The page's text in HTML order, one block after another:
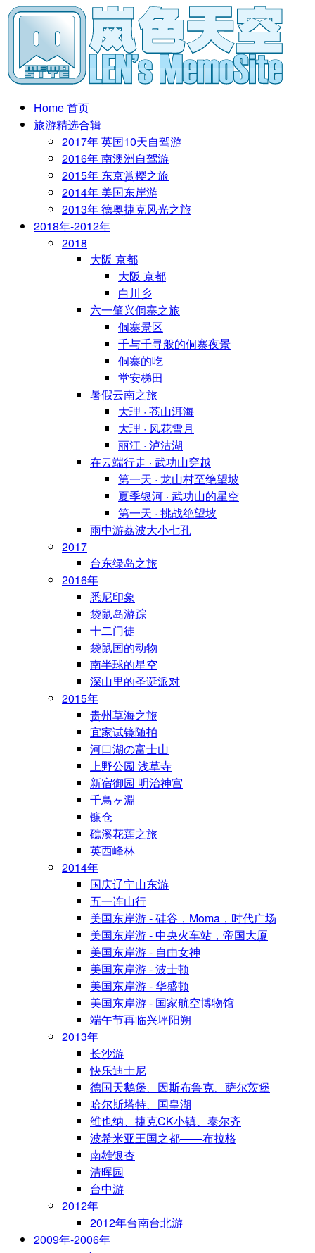
Home 首页
旅游精选合辑
2017年 英国10天自驾游
2016年 南澳洲自驾游
2015年 东京赏樱之旅
2014年 美国东岸游
2013年 德奥捷克风光之旅
2018年-2012年
2018
大阪 京都
大阪 京都
白川乡
六一肇兴侗寨之旅
侗寨景区
千与千寻般的侗寨夜景
侗寨的吃
堂安梯田
暑假云南之旅
大理 · 苍山洱海
大理 · 风花雪月
丽江 · 泸沽湖
在云端行走 · 武功山穿越
第一天 · 龙山村至绝望坡
夏季银河 · 武功山的星空
第一天 · 挑战绝望坡
雨中游荔波大小七孔
2017
台东绿岛之旅
2016年
悉尼印象
袋鼠岛游踪
十二门徒
袋鼠国的动物
南半球的星空
深山里的圣诞派对
2015年
贵州草海之旅
宜家试镜随拍
河口湖の富士山
上野公园 浅草寺
新宿御园 明治神宫
千鳥ヶ淵
镰仓
礁溪花莲之旅
英西峰林
2014年
国庆辽宁山东游
五一连山行
美国东岸游 - 硅谷，Moma，时代广场
美国东岸游 - 中央火车站，帝国大厦
美国东岸游 - 自由女神
美国东岸游 - 波士顿
美国东岸游 - 华盛顿
美国东岸游 - 国家航空博物馆
端午节再临兴坪阳朔
2013年
长沙游
快乐迪士尼
德国天鹅堡、因斯布鲁克、萨尔茨堡
哈尔斯塔特、国皇湖
维也纳、捷克CK小镇、泰尔齐
波希米亚王国之都——布拉格
南雄银杏
清晖园
台中游
2012年
2012年台南台北游
2009年-2006年